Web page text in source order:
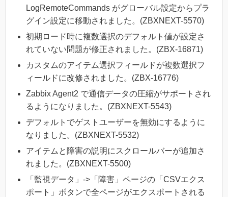
LogRemoteCommands がグローバル設定からプラ
グイン設定に移動されました。(ZBXNEXT-5570)
初期ロード時に複数選択のデフォルト値が設定さ
れていない問題が修正されました。(ZBX-16871)
カスタムのアイテム選択フィールドが複数選択フ
ィールドに改修されました。(ZBX-16776)
Zabbix Agent2 で通信データの圧縮がサポートされ
るようになりました。(ZBXNEXT-5543)
デフォルトでゲストユーザーを無効にするように
なりました。(ZBXNEXT-5532)
アイテムと障害の説明にスクロールバーが追加さ
れました。(ZBXNEXT-5500)
「監視データ」->「障害」ページの「CSVエクス
ポート」ボタンで全ページがエクスポートされる